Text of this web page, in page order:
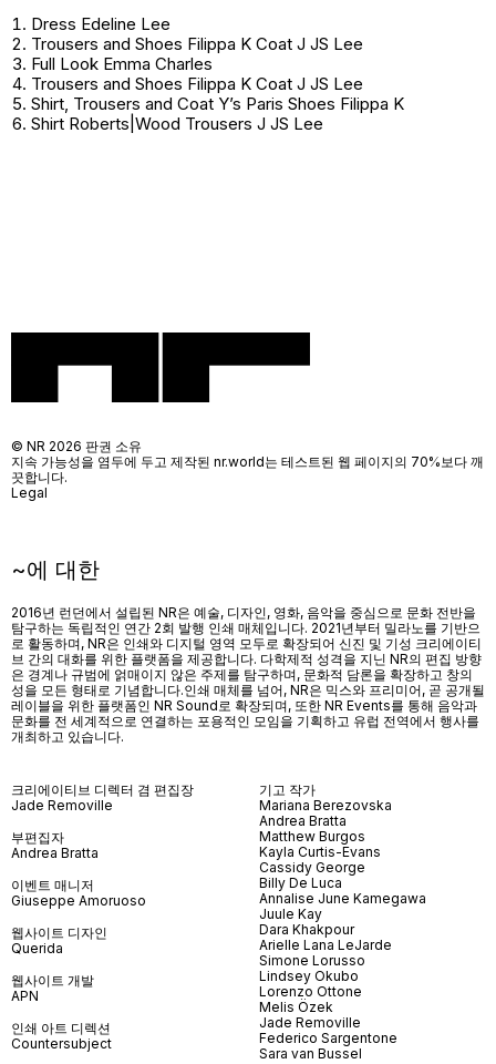
Dress Edeline Lee
Trousers and Shoes Filippa K Coat J JS Lee
Full Look Emma Charles
Trousers and Shoes Filippa K Coat J JS Lee
Shirt, Trousers and Coat Y’s Paris Shoes Filippa K
Shirt Roberts|Wood Trousers J JS Lee
~에 대한
2016년 런던에서 설립된 NR은 예술, 디자인, 영화, 음악을 중심으로 문화 전반을
탐구하는 독립적인 연간 2회 발행 인쇄 매체입니다. 2021년부터 밀라노를 기반으
로 활동하며, NR은 인쇄와 디지털 영역 모두로 확장되어 신진 및 기성 크리에이티
브 간의 대화를 위한 플랫폼을 제공합니다. 다학제적 성격을 지닌 NR의 편집 방향
은 경계나 규범에 얽매이지 않은 주제를 탐구하며, 문화적 담론을 확장하고 창의
성을 모든 형태로 기념합니다.인쇄 매체를 넘어, NR은 믹스와 프리미어, 곧 공개될
레이블을 위한 플랫폼인 NR Sound로 확장되며, 또한 NR Events를 통해 음악과
문화를 전 세계적으로 연결하는 포용적인 모임을 기획하고 유럽 전역에서 행사를
개최하고 있습니다.
크리에이티브 디렉터 겸 편집장
Jade Removille
부편집자
Andrea Bratta
이벤트 매니저
Giuseppe Amoruoso
웹사이트 디자인
Querida
웹사이트 개발
APN
인쇄 아트 디렉션
Countersubject
기고 작가
Mariana Berezovska
Andrea Bratta
Matthew Burgos
Kayla Curtis-Evans
Cassidy George
Billy De Luca
Annalise June Kamegawa
Juule Kay
Dara Khakpour
Arielle Lana LeJarde
Simone Lorusso
Lindsey Okubo
Lorenzo Ottone
Melis Özek
Jade Removille
Federico Sargentone
Sara van Bussel
© NR 2026 판권 소유
지속 가능성을 염두에 두고 제작된 nr.world는 테스트된 웹 페이지의 70%보다 깨
끗합니다.
Legal